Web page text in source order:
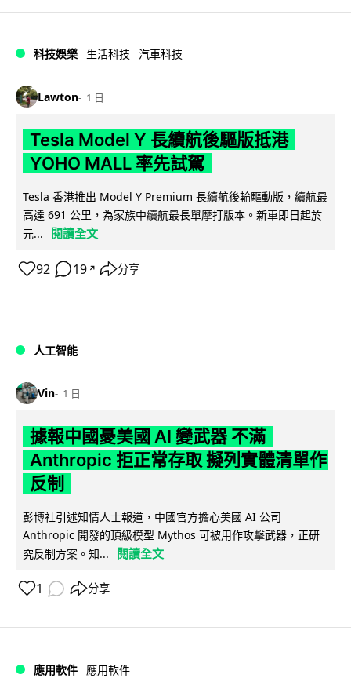
科技娛樂 生活科技 汽車科技
Lawton 1 日
Tesla Model Y 長續航後驅版抵港
YOHO MALL 率先試駕
Tesla 香港推出 Model Y Premium 長續航後輪驅動版，續航最
高達 691 公里，為家族中續航最長單摩打版本。新車即日起於
元...
閱讀全文
92 19 ↗ 分享
人工智能
Vin 1 日
據報中國憂美國 AI 變武器 不滿
Anthropic 拒正常存取 擬列實體清單作
反制
彭博社引述知情人士報道，中國官方擔心美國 AI 公司
Anthropic 開發的頂級模型 Mythos 可被用作攻擊武器，正研
究反制方案。知...
閱讀全文
1 分享
應用軟件 應用軟件